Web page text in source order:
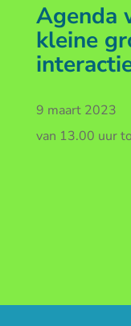
Agenda
kleine
9 maart 2023
van 13.00 uur